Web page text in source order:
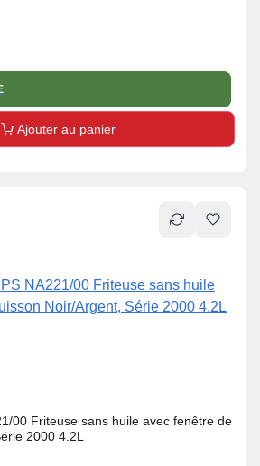
Ajouter au panier
00 Friteuse sans huile avec fenêtre de
2000 4.2L